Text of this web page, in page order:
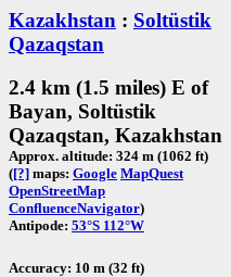
Kazakhstan : Soltüstik
Qazaqstan
2.4 km (1.5 miles) E of
Bayan, Soltüstik
Qazaqstan, Kazakhstan
Approx. altitude: 324 m (1062 ft)
([?] maps: Google MapQuest
OpenStreetMap
ConfluenceNavigator)
Antipode: 53°S 112°W
Accuracy: 10 m (32 ft)